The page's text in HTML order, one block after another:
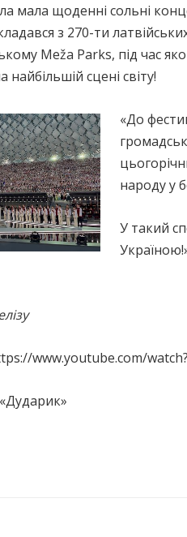
мала щоденні сольні
з 270-ти
Meža Parks, під час
найбільшій сцені світу!
«До
народу у
У такий
www.youtube.com/